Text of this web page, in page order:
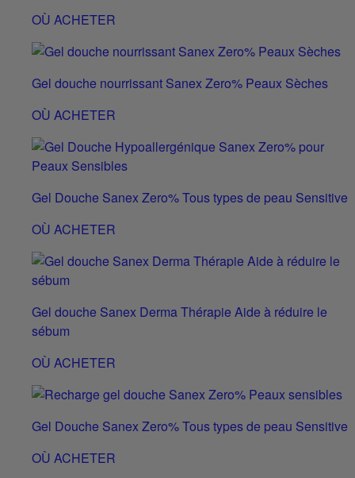
OÙ ACHETER
Gel douche nourrissant Sanex Zero% Peaux Sèches
OÙ ACHETER
Gel Douche Sanex Zero% Tous types de peau Sensitive
OÙ ACHETER
Gel douche Sanex Derma Thérapie Aide à réduire le
sébum
OÙ ACHETER
Gel Douche Sanex Zero% Tous types de peau Sensitive
OÙ ACHETER